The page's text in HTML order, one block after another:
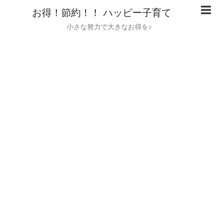
お得！節約！！ ハッピー子育て
小さな努力で大きなお得を♪